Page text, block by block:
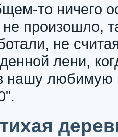
то ничего
не произошло,
не
лени,
нашу любимую